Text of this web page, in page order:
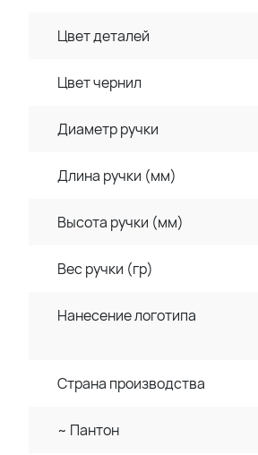
Цвет деталей
Цвет чернил
Диаметр ручки
Длина ручки (мм)
Высота ручки (мм)
Вес ручки (гр)
Нанесение логотипа
Страна производства
~ Пантон